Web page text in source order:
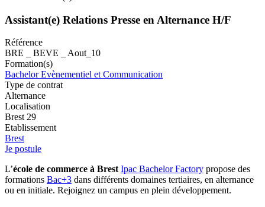
Assistant(e) Relations Presse en Alternance H/F
Référence
BRE _ BEVE _ Aout_10
Formation(s)
Bachelor Evènementiel et Communication
Type de contrat
Alternance
Localisation
Brest 29
Etablissement
Brest
Je postule
L’école de commerce à Brest Ipac Bachelor Factory propose des
formations Bac+3 dans différents domaines tertiaires, en alternance
ou en initiale. Rejoignez un campus en plein développement.